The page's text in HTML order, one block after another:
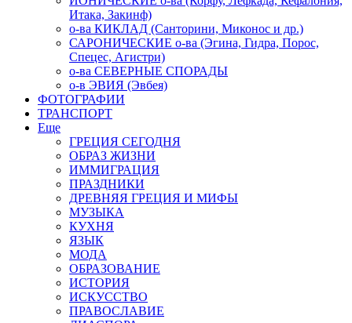
Итака, Закинф)
о-ва КИКЛАД (Санторини, Миконос и др.)
САРОНИЧЕСКИЕ о-ва (Эгина, Гидра, Порос,
Спецес, Агистри)
о-ва СЕВЕРНЫЕ СПОРАДЫ
о-в ЭВИЯ (Эвбея)
ФОТОГРАФИИ
ТРАНСПОРТ
Еще
ГРЕЦИЯ СЕГОДНЯ
ОБРАЗ ЖИЗНИ
ИММИГРАЦИЯ
ПРАЗДНИКИ
ДРЕВНЯЯ ГРЕЦИЯ И МИФЫ
МУЗЫКА
КУХНЯ
ЯЗЫК
МОДА
ОБРАЗОВАНИЕ
ИСТОРИЯ
ИСКУССТВО
ПРАВОСЛАВИЕ